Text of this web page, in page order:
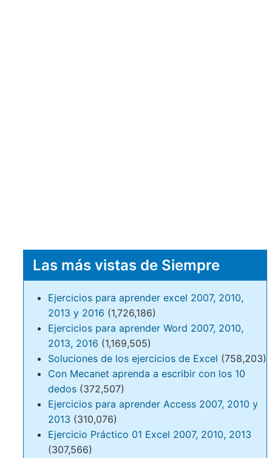
Las más vistas de Siempre
Ejercicios para aprender excel 2007, 2010,
2013 y 2016 (1,726,186)
Ejercicios para aprender Word 2007, 2010,
2013, 2016 (1,169,505)
Soluciones de los ejercicios de Excel (758,203)
Con Mecanet aprenda a escribir con los 10
dedos (372,507)
Ejercicios para aprender Access 2007, 2010 y
2013 (310,076)
Ejercicio Práctico 01 Excel 2007, 2010, 2013
(307,566)